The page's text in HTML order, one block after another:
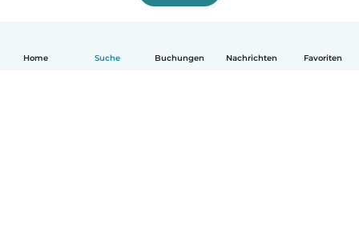
Home Suche Buchungen Nachrichten Favoriten